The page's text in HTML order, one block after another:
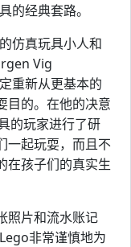
的经典套路。
仿真玩具小人和
Vig
重新从更基本的
目的。在他的决意
的玩家进行了研
一起玩耍，而且不
在孩子们的真实生
照片和流水账记
非常谨慎地为